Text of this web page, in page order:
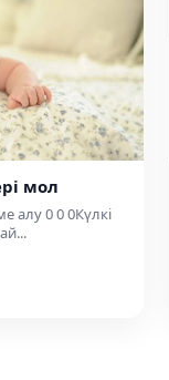
мол
алу 0 0 0Күлкі